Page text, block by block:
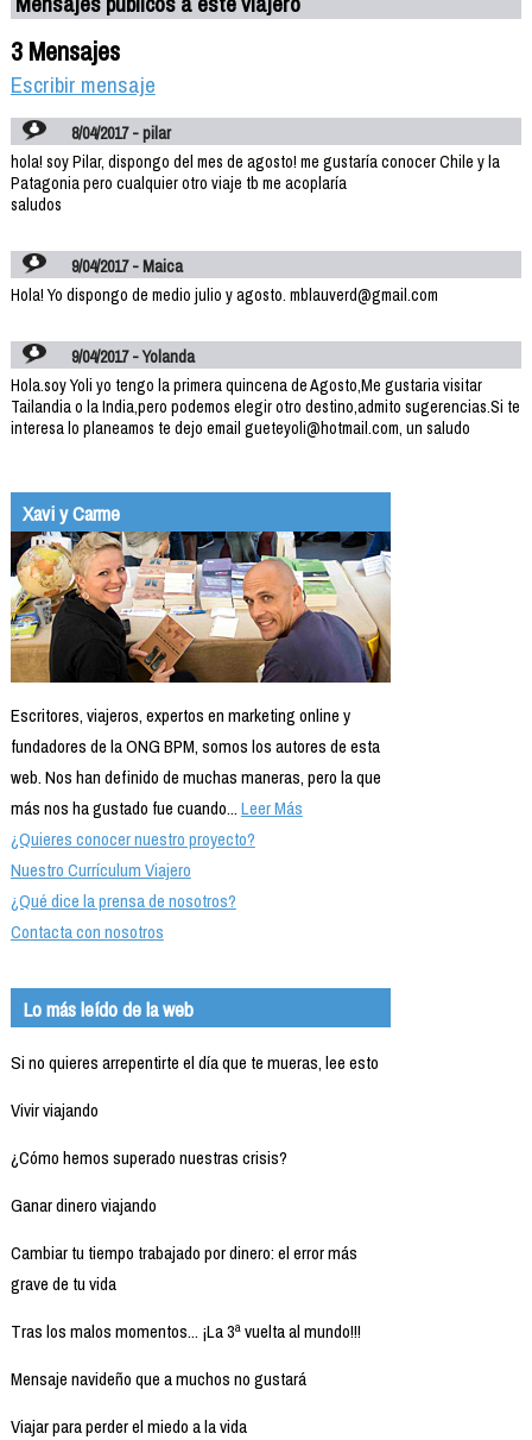
3 Mensajes
Escribir mensaje
8/04/2017 - pilar
hola! soy Pilar, dispongo del mes de agosto! me gustaría conocer Chile y la
Patagonia pero cualquier otro viaje tb me acoplaría
saludos
9/04/2017 - Maica
Hola! Yo dispongo de medio julio y agosto. mblauverd@gmail.com
9/04/2017 - Yolanda
Hola.soy Yoli yo tengo la primera quincena de Agosto,Me gustaria visitar
Tailandia o la India,pero podemos elegir otro destino,admito sugerencias.Si te
interesa lo planeamos te dejo email gueteyoli@hotmail.com, un saludo
Xavi y Carme
Escritores, viajeros, expertos en marketing online y
fundadores de la ONG BPM, somos los autores de esta
web. Nos han definido de muchas maneras, pero la que
más nos ha gustado fue cuando...Leer Más
¿Quieres conocer nuestro proyecto?
Nuestro Currículum Viajero
¿Qué dice la prensa de nosotros?
Contacta con nosotros
Lo más leído de la web
Si no quieres arrepentirte el día que te mueras, lee esto
Vivir viajando
¿Cómo hemos superado nuestras crisis?
Ganar dinero viajando
Cambiar tu tiempo trabajado por dinero: el error más
grave de tu vida
Tras los malos momentos... ¡La 3ª vuelta al mundo!!!
Mensaje navideño que a muchos no gustará
Viajar para perder el miedo a la vida